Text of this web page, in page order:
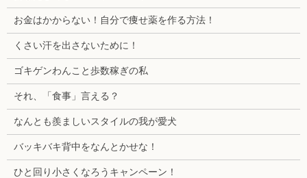
お金はかからない！自分で痩せ薬を作る方法！
くさい汗を出さないために！
ゴキゲンわんこと歩数稼ぎの私
それ、「食事」言える？
なんとも羨ましいスタイルの我が愛犬
バッキバキ背中をなんとかせな！
ひと回り小さくなろうキャンペーン！